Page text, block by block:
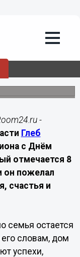
любви и
семей с
-
Глеб
с Днём
отмечается 8
он пожелал
счастья и
семья остается
словам, дом
успехи,